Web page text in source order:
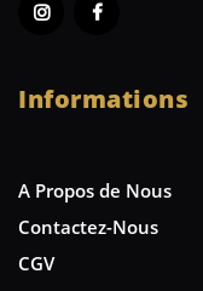
Informations
A Propos de Nous
Contactez-Nous
CGV